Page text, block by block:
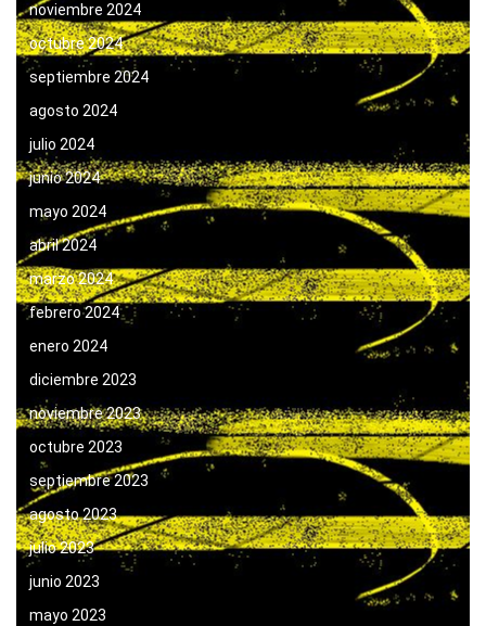
noviembre 2024
octubre 2024
septiembre 2024
agosto 2024
julio 2024
junio 2024
mayo 2024
abril 2024
marzo 2024
febrero 2024
enero 2024
diciembre 2023
noviembre 2023
octubre 2023
septiembre 2023
agosto 2023
julio 2023
junio 2023
mayo 2023